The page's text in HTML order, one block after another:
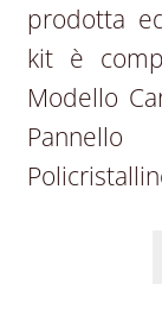
prodotta
kit è
Modello